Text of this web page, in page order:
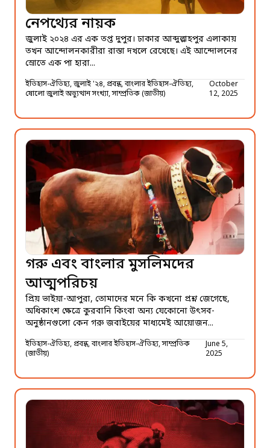
নেপথ্যের নায়ক
জুলাই ২০২৪ এর এক তপ্ত দুপুর। ঢাকার আব্দুল্লাহপুর এলাকায়
তখন আন্দোলনকারীরা রাস্তা দখলে রেখেছে। এই আন্দোলনের
স্রোতে এক পা হারা...
ইতিহাস-ঐতিহ্য, জুলাই '২৪, প্রবন্ধ, বাংলার ইতিহাস-ঐতিহ্য,
ষোলো জুলাই অভ্যুত্থান সংখ্যা, সাম্প্রতিক (জাতীয়)
October
12, 2025
গরু এবং বাংলার মুসলিমদের
আত্মপরিচয়
প্রিয় ভাইয়া-আপুরা, তোমাদের মনে কি কখনো প্রশ্ন জেগেছে,
অধিকাংশ ক্ষেত্রে কুরবানি কিংবা অন্য যেকোনো উৎসব-
অনুষ্ঠানগুলো কেন গরু জবাইয়ের মাধ্যমেই আয়োজন...
ইতিহাস-ঐতিহ্য, প্রবন্ধ, বাংলার ইতিহাস-ঐতিহ্য, সাম্প্রতিক
(জাতীয়)
June 5,
2025